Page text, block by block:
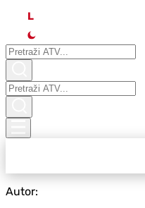
L
Autor: